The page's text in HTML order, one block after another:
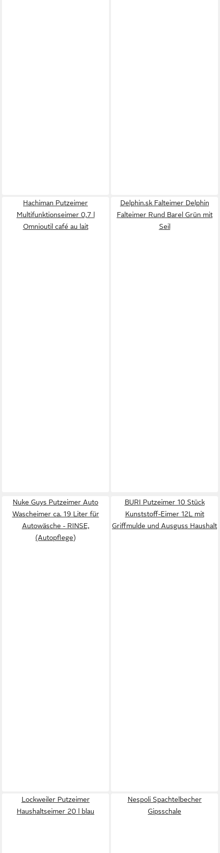
Hachiman Putzeimer
Multifunktionseimer 0,7 l
Omnioutil café au lait
Delphin.sk Falteimer Delphin
Falteimer Rund Barel Grün mit
Seil
Nuke Guys Putzeimer Auto
Wascheimer ca. 19 Liter für
Autowäsche - RINSE,
(Autopflege)
BURI Putzeimer 10 Stück
Kunststoff-Eimer 12L mit
Griffmulde und Ausguss Haushalt
Lockweiler Putzeimer
Haushaltseimer 20 l blau
Nespoli Spachtelbecher
Gipsschale